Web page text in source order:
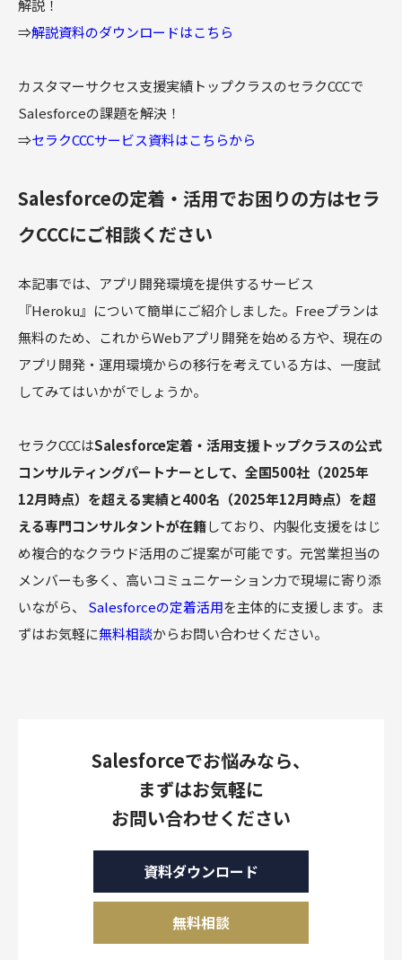
解説！
⇒解説資料のダウンロードはこちら
カスタマーサクセス支援実績トップクラスのセラクCCCで
Salesforceの課題を解決！
⇒セラクCCCサービス資料はこちらから
Salesforceの定着・活用でお困りの方はセラ
クCCCにご相談ください
本記事では、アプリ開発環境を提供するサービス
『Heroku』について簡単にご紹介しました。Freeプランは
無料のため、これからWebアプリ開発を始める方や、現在の
アプリ開発・運用環境からの移行を考えている方は、一度試
してみてはいかがでしょうか。
セラクCCCはSalesforce定着・活用支援トップクラスの公式
コンサルティングパートナーとして、全国500社（2025年
12月時点）を超える実績と400名（2025年12月時点）を超
える専門コンサルタントが在籍しており、内製化支援をはじ
め複合的なクラウド活用のご提案が可能です。元営業担当の
メンバーも多く、高いコミュニケーション力で現場に寄り添
いながら、 Salesforceの定着活用を主体的に支援します。ま
ずはお気軽に無料相談からお問い合わせください。
Salesforceでお悩みなら、
まずはお気軽に
お問い合わせください
資料ダウンロード
無料相談